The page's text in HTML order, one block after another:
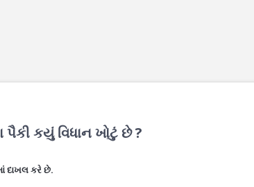
કયું વિધાન ખોટું છે ?
દાખલ કરે છે.